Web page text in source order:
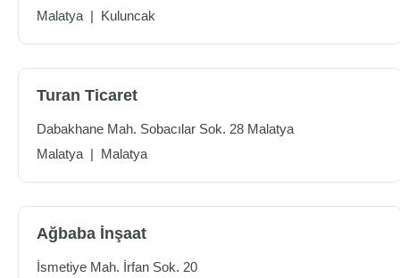
Malatya | Kuluncak
Turan Ticaret
Dabakhane Mah. Sobacılar Sok. 28 Malatya
Malatya | Malatya
Ağbaba İnşaat
İsmetiye Mah. İrfan Sok. 20